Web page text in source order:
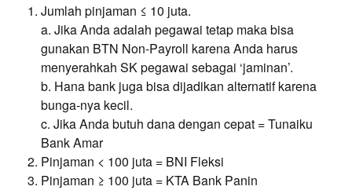
Jumlah pinjaman ≤ 10 juta.
a. Jika Anda adalah pegawai tetap maka bisa
gunakan BTN Non-Payroll karena Anda harus
menyerahkah SK pegawai sebagai ‘jaminan’.
b. Hana bank juga bisa dijadikan alternatif karena
bunga-nya kecil.
c. Jika Anda butuh dana dengan cepat = Tunaiku
Bank Amar
Pinjaman < 100 juta = BNI Fleksi
Pinjaman ≥ 100 juta = KTA Bank Panin